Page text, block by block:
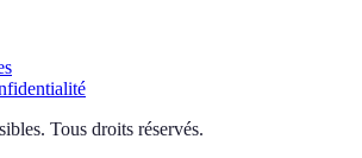
. Tous droits réservés.